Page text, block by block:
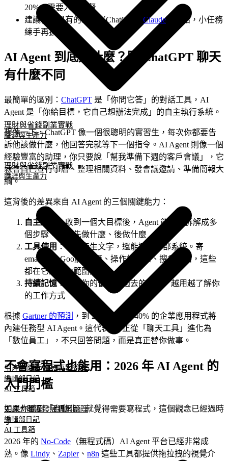
理財與省錢副業實戰
職涯與生產力
生產力職涯發展專案管理
編輯部日記
AI 工具箱
理財與省錢副業實戰
職涯與生產力
生產力職涯發展專案管理
編輯部日記
AI 工具箱
20%，需要人類監督
建議從你已有的工具（ChatGPT / Claude）開始，小任務
練手再擴大
AI Agent 到底是什麼？跟 ChatGPT 聊天
有什麼不同
最簡單的區別： ChatGPT 是「你問它答」的對話工具，AI
Agent 是「你給目標，它自己想辦法完成」的自主執行系統。
想像一下，ChatGPT 像一個很聰明的實習生，每次你都要告
訴他該做什麼，他回答完就等下一個指令。AI Agent 則像一個
經驗豐富的助理，你只要說「幫我準備下週的客戶會議」，它
就會自己查行事曆、整理相關資料、發會議邀請、準備簡報大
綱。
這背後的差異來自 AI Agent 的三個關鍵能力：
自主規劃
：收到一個大目標後，Agent 能自己拆解成多
個步驟，決定先做什麼、後做什麼
工具使用 ：不只產生文字，還能連接外部系統。寄
email、查 Google 日曆、操作試算表、搜尋網路，這些
都在它的能力範圍內
持續記憶：記住你的偏好和過去的互動，越用越了解你
的工作方式
根據 Gartner 的預測 ，到 2026 年底，40% 的企業應用程式將
內建任務型 AI Agent。這代表 AI 正從「聊天工具」進化為
「數位員工」，不只回答問題，而是真正替你做事。
不會寫程式也能用：2026 年 AI Agent 的
入門門檻
如果你聽到「自動化」就覺得需要寫程式，這個觀念已經過時
了。
2026 年的 No-Code （無程式碼）AI Agent 平台已經非常成
熟。像 Lindy 、 Zapier、 n8n 這些工具都提供拖拉拽的視覺介